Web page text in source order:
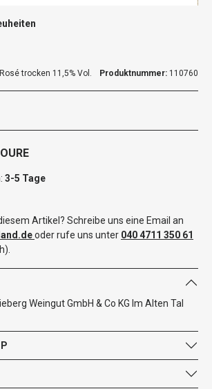
trocken 11,5% Vol. Produktnummer: 110760
3-5 Tage
Artikel? Schreibe uns eine Email an
oder rufe uns unter 040 4711 350 61
Weingut GmbH & Co KG Im Alten Tal